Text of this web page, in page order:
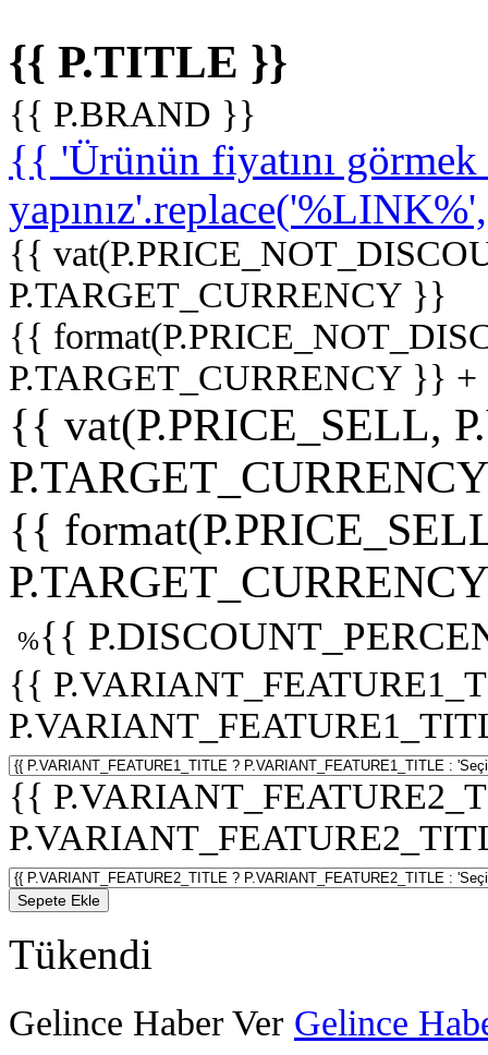
{{ P.TITLE }}
{{ P.BRAND }}
{{ 'Ürünün fiyatını
{{
P.TARGET_CURRENCY }}
{{
P.TARGET_CURRENCY }}
{{ vat(P.PRICE_SELL,
{{
%{{
{{
{{
Sepete Ekle
Tükendi
Gelince Haber Ver Gelince